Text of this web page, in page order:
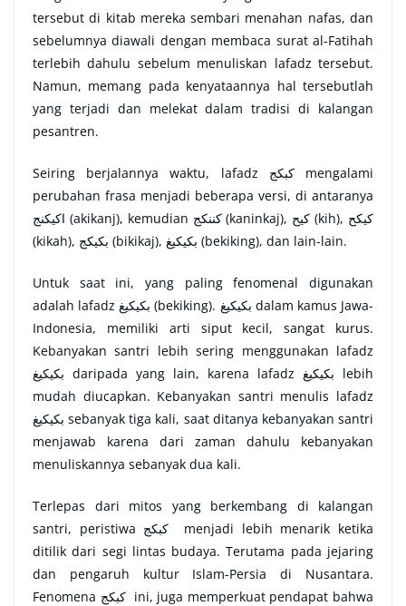
tersebut di kitab mereka sembari menahan nafas, dan
sebelumnya diawali dengan membaca surat al-Fatihah
terlebih dahulu sebelum menuliskan lafadz tersebut.
Namun, memang pada kenyataannya hal tersebutlah
yang terjadi dan melekat dalam tradisi di kalangan
pesantren.
Seiring berjalannya waktu, lafadz كبكج mengalami
perubahan frasa menjadi beberapa versi, di antaranya
اكيكنج (akikanj), kemudian كننكج(kaninkaj), كيح (kih), كيكح
(kikah), بكيكج (bikikaj), بكيكيغ (bekiking), dan lain-lain.
Untuk saat ini, yang paling fenomenal digunakan
adalah lafadz
بكيكيغ(bekiking).
dalam kamus Jawa-
Indonesia, memiliki arti siput kecil, sangat kurus.
Kebanyakan santri lebih sering menggunakan lafadz
بكيكيغ daripada yang lain, karena lafadz بكيكيغ lebih
mudah diucapkan. Kebanyakan santri menulis lafadz
بكيكيغ sebanyak tiga kali, saat ditanya kebanyakan santri
menjawab karena dari zaman dahulu kebanyakan
menuliskannya sebanyak dua kali.
Terlepas dari mitos yang berkembang di kalangan
santri, peristiwa
menjadi lebih menarik ketika
ditilik dari segi lintas budaya. Terutama pada jejaring
dan pengaruh kultur Islam-Persia di Nusantara.
Fenomena
كبكج ini, juga memperkuat pendapat bahwa